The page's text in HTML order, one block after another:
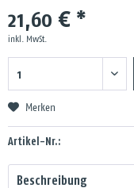
21,60 € *
inkl. MwSt.
Merken
Artikel-Nr.:
Beschreibung